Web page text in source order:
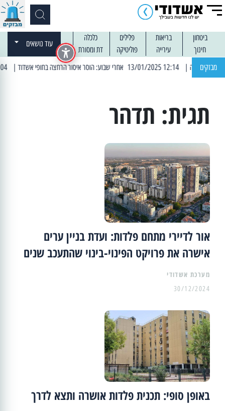
ביטחון בריאות פלילים
כלכלה
חינוך
עירייה פוליטיקה דת ומסורת
עוד נושאים
מבזקים | 12:14 13/01/2025 אחרי שבוע: הוסר איסור הרחצה בחופי אשדוד | 13:04 14/01/2025 עובדים בלילות: עבודות קרצוף וריבוד אספלט
תגית: תדהר
אור לדיירי מתחם פלדות: ועדת בניין ערים
אישרה את פרויקט הפינוי-בינוי שהתעכב שנים
מערכת אשדודי
30/12/2024
באופן סופי: תכנית פלדות אושרה ותצא לדרך